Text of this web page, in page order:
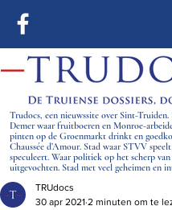
Trudocs, een nieuwssite over Sint-Truiden.
Demer waar fruitboeren en Monroe-
pinten op de Groenmarkt drinkt en
Chaussée d’Amour. Stad waar STVV
speculeert. Waar politiek op het scherp
uitgevochten. Stad met veel geheimen en
TRUdocs
30 apr 2021 2 minuten om te